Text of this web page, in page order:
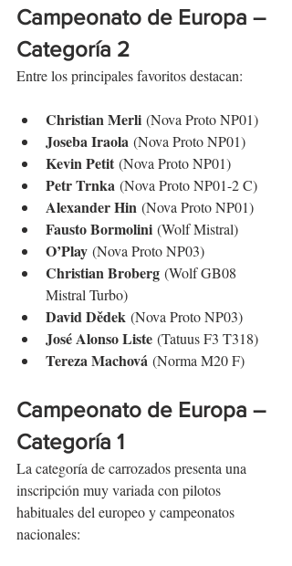
Campeonato de Europa –
Categoría 2
Entre los principales favoritos destacan:
Christian Merli (Nova Proto NP01)
Joseba Iraola (Nova Proto NP01)
Kevin Petit (Nova Proto NP01)
Petr Trnka (Nova Proto NP01-2 C)
Alexander Hin (Nova Proto NP01)
Fausto Bormolini (Wolf Mistral)
O’Play (Nova Proto NP03)
Christian Broberg (Wolf GB08
Mistral Turbo)
David Dědek (Nova Proto NP03)
José Alonso Liste (Tatuus F3 T318)
Tereza Machová (Norma M20 F)
Campeonato de Europa –
Categoría 1
La categoría de carrozados presenta una
inscripción muy variada con pilotos
habituales del europeo y campeonatos
nacionales: